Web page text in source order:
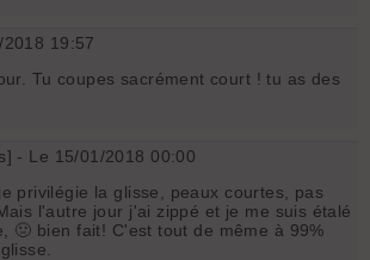
19:57
Tu coupes sacrément court ! tu as des
- Le 15/01/2018 00:00
privilégie la glisse, peaux courtes, pas
l'autre jour j'ai zippé et je me suis étalé
🤢 bien fait! C'est tout de même à 99%